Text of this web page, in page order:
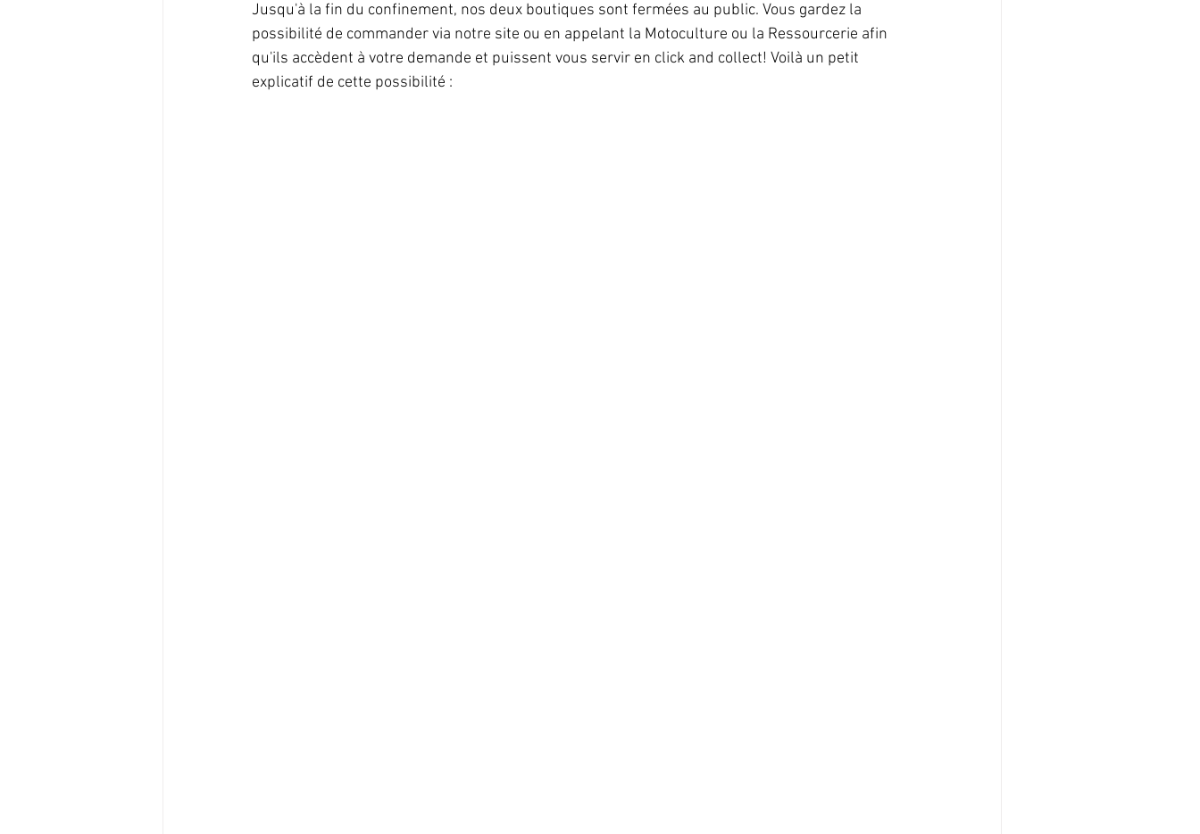
Jusqu'à la fin du confinement, nos deux boutiques sont fermées au public. Vous gardez la
possibilité de commander via notre site ou en appelant la Motoculture ou la Ressourcerie afin
qu'ils accèdent à votre demande et puissent vous servir en click and collect! Voilà un petit
explicatif de cette possibilité :